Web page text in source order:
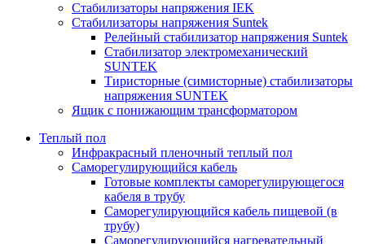
Стабилизаторы напряжения IEK
Стабилизаторы напряжения Suntek
Релейный стабилизатор напряжения Suntek
Стабилизатор электромеханический
SUNTEK
Тиристорные (симисторные) стабилизаторы
напряжения SUNTEK
Ящик с понижающим трансформатором
Теплый пол
Инфракрасный пленочный теплый пол
Саморегулирующийся кабель
Готовые комплекты саморегулирующегося
кабеля в трубу
Саморегулирующийся кабель пищевой (в
трубу)
Саморегулирующийся нагревательный